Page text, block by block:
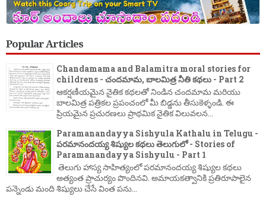
Popular Articles
Chandamama and Balamitra moral stories for
childrens - చందమామ, బాలమిత్ర నీతి కథలు - Part 2
ఆకర్షణీయమైన నైతిక కథలతో నిండిన చందమామ మరియు
బాలమిత్ర పత్రికల ప్రపంచంలో మీ బిడ్డను తీసుకెళ్ళండి. ఈ
ప్రియమైన ప్రచురణలు ప్రాథమిక నైతిక విలువలన...
Paramanandayya Sishyula Kathalu in Telugu -
పరమానందయ్య శిష్యుల కథలు తెలుగులో - Stories of
Paramanandayya Sishyulu - Part 1
తెలుగు హాస్య సాహిత్యంలో పరమానందయ్య శిష్యుల కథలు
అత్యంత ప్రాచుర్యం పొందినవి. అమాయకత్వానికి ప్రతిరూపాలైన
పన్నెండు మంది శిష్యులు చేసే వింత పను...